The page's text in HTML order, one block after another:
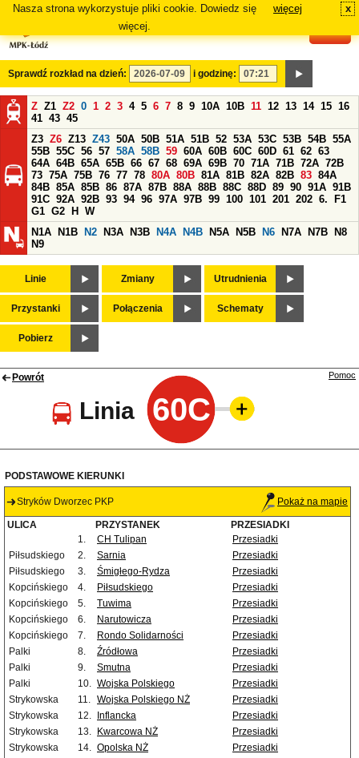
Nasza strona wykorzystuje pliki cookie. Dowiedz się
więcej.
więcej x
Sprawdź rozkład na dzień: i godzinę:
Z Z1 Z2 0 1 2 3 4 5 6 7 8 9 10A 10B 11 12 13 14 15 16
41 43 45
Z3 Z6 Z13 Z43 50A 50B 51A 51B 52 53A 53C 53B 54B 55A
55B 55C 56 57 58A 58B 59 60A 60B 60C 60D 61 62 63
64A 64B 65A 65B 66 67 68 69A 69B 70 71A 71B 72A 72B
73 75A 75B 76 77 78 80A 80B 81A 81B 82A 82B 83 84A
84B 85A 85B 86 87A 87B 88A 88B 88C 88D 89 90 91A 91B
91C 92A 92B 93 94 96 97A 97B 99 100 101 201 202 6.
F1
G1 G2 H
W
N1A
N1B N2 N3A N3B N4A N4B N5A N5B N6 N7A N7B
N8
N9
Linie Zmiany Utrudnienia
Przystanki Połączenia Schematy
Pobierz
Powrót
Linia 60C
Pomoc
PODSTAWOWE KIERUNKI
Stryków Dworzec PKP Pokaż na mapie
ULICA PRZYSTANEK
PRZESIADKI
1.
CH Tulipan
Przesiadki
Piłsudskiego
2. Sarnia
Przesiadki
Piłsudskiego
3. Śmigłego-Rydza
Przesiadki
Kopcińskiego
4. Piłsudskiego
Przesiadki
Kopcińskiego
5. Tuwima
Przesiadki
Kopcińskiego
6. Narutowicza
Przesiadki
Kopcińskiego
7. Rondo Solidarności
Przesiadki
Palki
8. Źródłowa
Przesiadki
Palki
9. Smutna
Przesiadki
Palki
10. Wojska Polskiego
Przesiadki
Strykowska
11. Wojska Polskiego NŻ
Przesiadki
Strykowska
12. Inflancka
Przesiadki
Strykowska
13. Kwarcowa NŻ
Przesiadki
Strykowska
14. Opolska NŻ
Przesiadki